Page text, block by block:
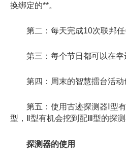
换绑定的**。
第二：每天完成10次联邦任
第三：每个节日都可以在幸
第四：周末的智慧擂台活动
第五：使用古迹探测器Ⅰ型有
型，Ⅱ型有机会挖到配Ⅲ型的探
探测器的使用